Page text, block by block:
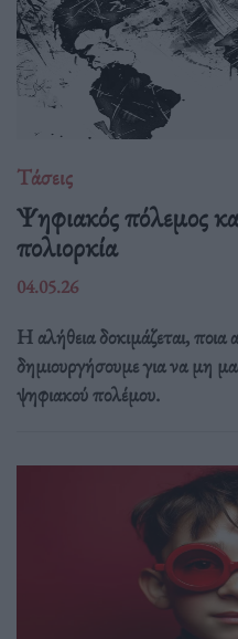
Τάσεις
Ψηφιακός πόλεμος
πολιορκία
04.05.26
Η αλήθεια δοκιμάζεται,
δημιουργήσουμε για να μη
ψηφιακού πολέμου.